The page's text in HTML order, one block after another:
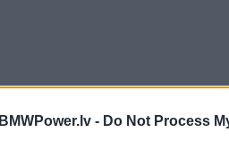
BMWPower.lv - Do Not Process